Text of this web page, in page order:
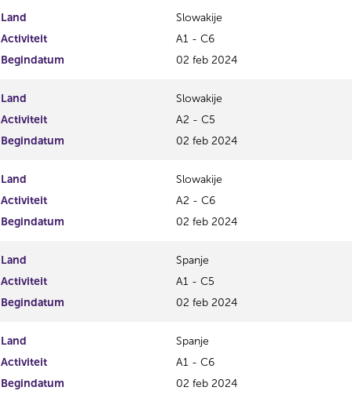
Land
Slowakije
Activiteit
A1 - C6
Begindatum
02 feb 2024
Land
Slowakije
Activiteit
A2 - C5
Begindatum
02 feb 2024
Land
Slowakije
Activiteit
A2 - C6
Begindatum
02 feb 2024
Land
Spanje
Activiteit
A1 - C5
Begindatum
02 feb 2024
Land
Spanje
Activiteit
A1 - C6
Begindatum
02 feb 2024